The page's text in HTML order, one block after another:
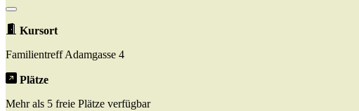
Kursort
Familientreff Adamgasse 4
Plätze
Mehr als 5 freie Plätze verfügbar